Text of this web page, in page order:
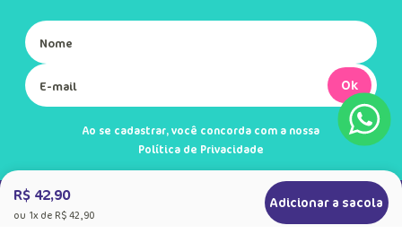
R$ 42,90
ou 1x de R$ 42,90
Adicionar a sacola
Ok
Ao se cadastrar, você concorda com a nossa
Política de Privacidade